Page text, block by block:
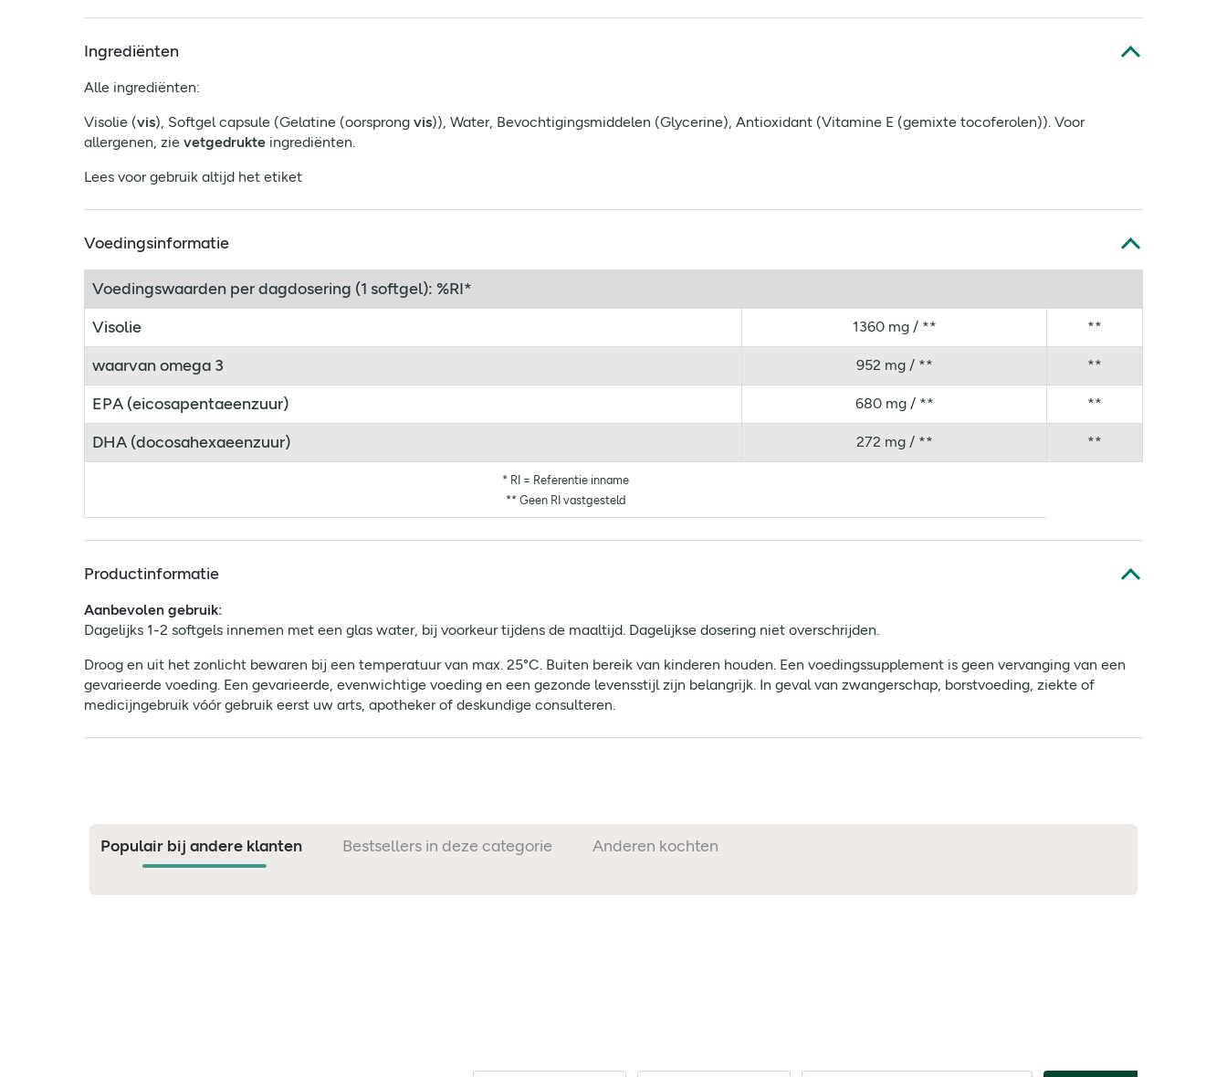
Ingrediënten
Alle ingrediënten:
Visolie (vis), Softgel capsule (Gelatine (oorsprong vis)), Water, Bevochtigingsmiddelen (Glycerine), Antioxidant (Vitamine E (gemixte tocoferolen)). Voor
allergenen, zie vetgedrukte ingrediënten.
Lees voor gebruik altijd het etiket
Voedingsinformatie
Voedingswaarden per dagdosering (1 softgel): %RI*
Visolie
1360 mg / ** **
waarvan omega 3 952 mg / ** **
EPA (eicosapentaeenzuur) 680 mg / ** **
DHA (docosahexaeenzuur) 272 mg / ** **
* RI = Referentie inname
** Geen RI vastgesteld
Productinformatie
Aanbevolen gebruik:
Dagelijks 1-2 softgels innemen met een glas water, bij voorkeur tijdens de maaltijd. Dagelijkse dosering niet overschrijden.
Droog en uit het zonlicht bewaren bij een temperatuur van max. 25°C. Buiten bereik van kinderen houden. Een voedingssupplement is geen vervanging van een
gevarieerde voeding. Een gevarieerde, evenwichtige voeding en een gezonde levensstijl zijn belangrijk. In geval van zwangerschap, borstvoeding, ziekte of
medicijngebruik vóór gebruik eerst uw arts, apotheker of deskundige consulteren.
Populair bij andere klanten Bestsellers in deze categorie Anderen kochten ook